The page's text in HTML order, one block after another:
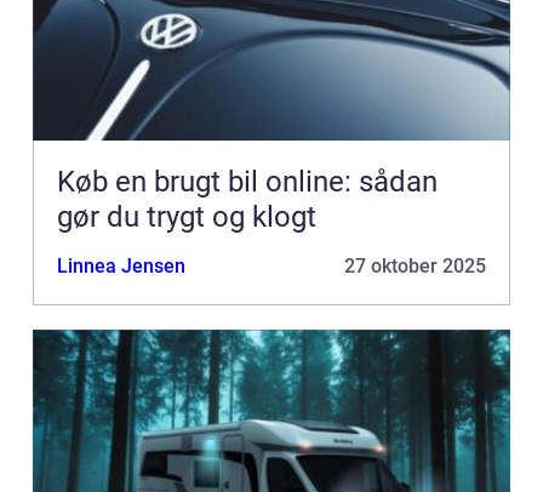
Køb en brugt bil online: sådan
gør du trygt og klogt
Linnea Jensen 27 oktober 2025